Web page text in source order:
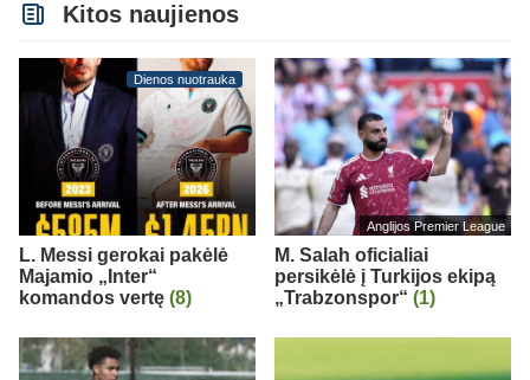
Kitos naujienos
Dienos nuotrauka
L. Messi gerokai pakėlė
Majamio „Inter“
komandos vertę (8)
Anglijos Premier League
M. Salah oficialiai
persikėlė į Turkijos ekipą
„Trabzonspor“ (1)